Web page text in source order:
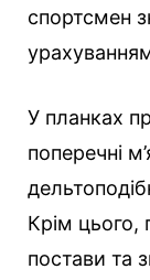
спортсмен
У планках
поперечні
Крім цього,
постави та